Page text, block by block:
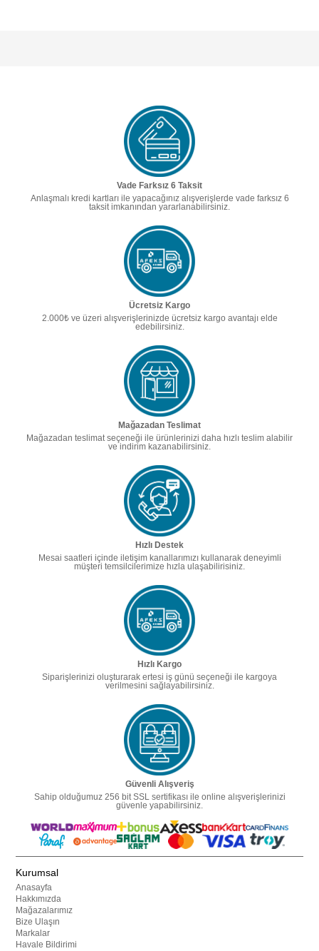
Vade Farksız 6 Taksit
Anlaşmalı kredi kartları ile yapacağınız alışverişlerde vade farksız 6
taksit imkanından yararlanabilirsiniz.
Ücretsiz Kargo
2.000₺ ve üzeri alışverişlerinizde ücretsiz kargo avantajı elde
edebilirsiniz.
Mağazadan Teslimat
Mağazadan teslimat seçeneği ile ürünlerinizi daha hızlı teslim alabilir
ve indirim kazanabilirsiniz.
Hızlı Destek
Mesai saatleri içinde iletişim kanallarımızı kullanarak deneyimli
müşteri temsilcilerimize hızla ulaşabilirisiniz.
Hızlı Kargo
Siparişlerinizi oluşturarak ertesi iş günü seçeneği ile kargoya
verilmesini sağlayabilirsiniz.
Güvenli Alışveriş
Sahip olduğumuz 256 bit SSL sertifikası ile online alışverişlerinizi
güvenle yapabilirsiniz.
Kurumsal
Anasayfa
Hakkımızda
Mağazalarımız
Bize Ulaşın
Markalar
Havale Bildirimi